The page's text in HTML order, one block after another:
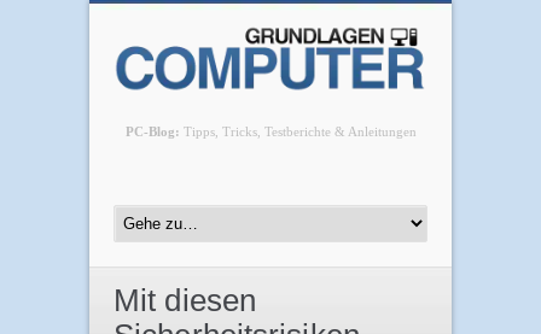
PC-Blog: Tipps, Tricks, Testberichte & Anleitungen
Mit diesen